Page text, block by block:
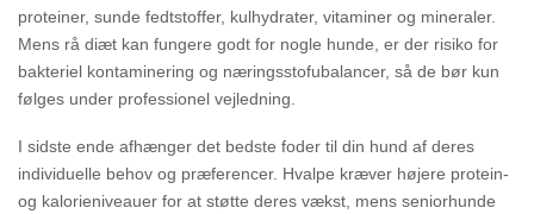
proteiner, sunde fedtstoffer, kulhydrater, vitaminer og mineraler.
Mens rå diæt kan fungere godt for nogle hunde, er der risiko for
bakteriel kontaminering og næringsstofubalancer, så de bør kun
følges under professionel vejledning.
I sidste ende afhænger det bedste foder til din hund af deres
individuelle behov og præferencer. Hvalpe kræver højere protein-
og kalorieniveauer for at støtte deres vækst, mens seniorhunde